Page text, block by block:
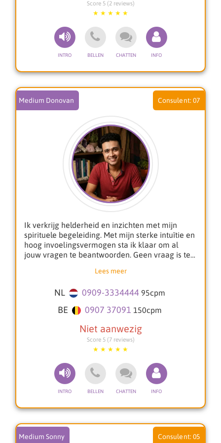
contact met een dierbare overledenen, werk of
andere gebeurtenissen die je hebben geraakt?
**Glenn is gespecialiseerd in:**
* Toekomst gerichte vragen
* Levensloop
* Relatie Problemen
* Liefde
* Zwarte magie weghalen
* Kaartlegging, (alle soorten)
* Fotoreading, Helderziend
Graag help ik je verder tijdens een consult.
Score 5 (2 reviews)
Ik verkrijg helderheid en inzichten met mijn
spirituele begeleiding. Met mijn sterke intuïtie en
hoog invoelingsvermogen sta ik klaar om al
jouw vragen te beantwoorden. Geen vraag is te
stromen, werk ik graag met jouw
af op jouw situatie en geef ik inzicht in wat er op
dit moment speelt. Samen zoeken we naar
oplossingen en helderheid voor de levensvragen
die jou bezighouden.
Ik bied gedetailleerde begeleiding op diverse
vlakken zoals:
Toekomstige levenspartner: Ik geef inzicht in
jouw toekomstige partner zult ontmoeten. Denk
aan details over beroep, karaktereigenschappen
en aandachtspunten.
Lees meer
NL 0909-3334444 95cpm
BE 0907 37091 150cpm
Medium Donovan 07
Score 5 (7 reviews)
Medium Sonny 05